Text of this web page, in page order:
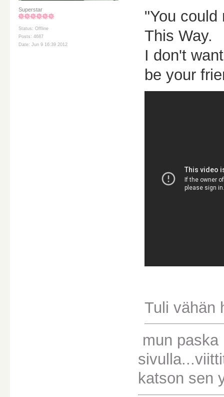
Superstar
Status: Offline
Posts: 4687
Date: Jun 9 16:39 2012
"You could
This Way.
I don't
be your
Tuli vähän
mun
katson sen